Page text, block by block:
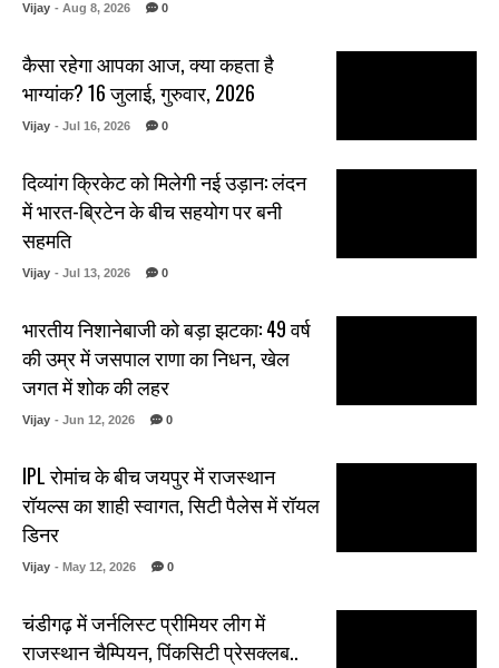
Vijay - Aug 8, 2026 0
कैसा रहेगा आपका आज, क्या कहता है
भाग्यांक? 16 जुलाई, गुरुवार, 2026
Vijay - Jul 16, 2026 0
दिव्यांग क्रिकेट को मिलेगी नई उड़ान: लंदन
में भारत-ब्रिटेन के बीच सहयोग पर बनी
सहमति
Vijay - Jul 13, 2026 0
भारतीय निशानेबाजी को बड़ा झटका: 49 वर्ष
की उम्र में जसपाल राणा का निधन, खेल
जगत में शोक की लहर
Vijay - Jun 12, 2026 0
IPL रोमांच के बीच जयपुर में राजस्थान
रॉयल्स का शाही स्वागत, सिटी पैलेस में रॉयल
डिनर
Vijay - May 12, 2026 0
चंडीगढ़ में जर्नलिस्ट प्रीमियर लीग में
राजस्थान चैम्पियन, पिंकसिटी प्रेसक्लब..